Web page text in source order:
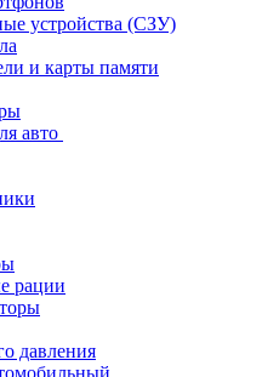
устройства (СЗУ)
и карты памяти
авто
рации
давления